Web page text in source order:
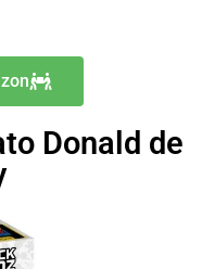
Donald de